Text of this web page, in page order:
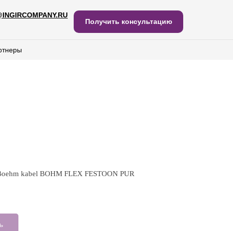
Получить консультацию
Получить консультацию
kabel BOHM FLEX FESTOON PUR